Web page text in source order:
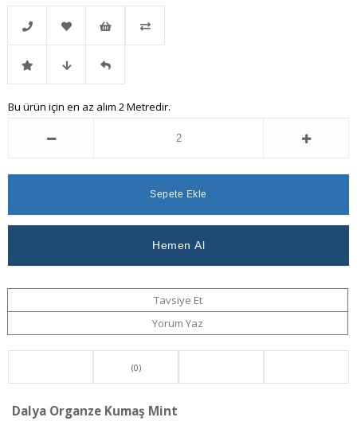
Telefonla
Sipariş
Favorilere
Ekle
İstek
Listeme
İndirimli Fiyat
Ver
Gelince
Bu ürün için en az alım 2 Metredir.
Tavsiye Et
Yorum Yaz
(0)
Dalya Organze Kumaş Mint